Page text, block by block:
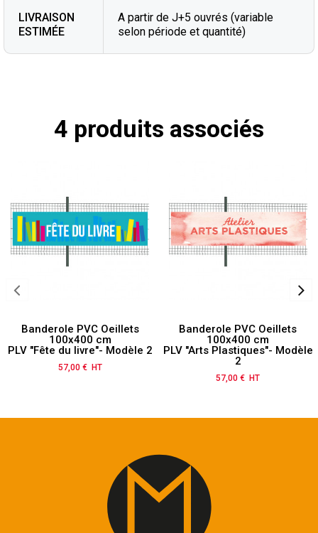
LIVRAISON
ESTIMÉE
A partir de J+5 ouvrés (variable
selon période et quantité)
4 produits associés
Banderole PVC Oeillets
100x400 cm
PLV "Fête du livre"- Modèle 2
Prix
57,00 € HT
Banderole PVC Oeillets
100x400 cm
PLV "Arts Plastiques"- Modèle
2
Prix
57,00 € HT